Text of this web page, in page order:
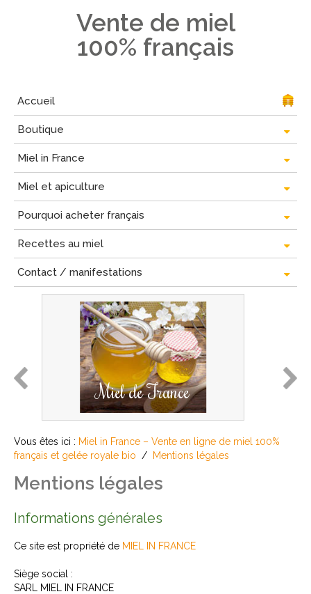
Vente de miel
100% français
Accueil
Boutique
Miel in France
Miel et apiculture
Pourquoi acheter français
Recettes au miel
Contact / manifestations
Miel de France
Vous êtes ici : Miel in France – Vente en ligne de miel 100%
français et gelée royale bio / Mentions légales
Mentions légales
Informations générales
Ce site est propriété de MIEL IN FRANCE
Siège social :
SARL MIEL IN FRANCE